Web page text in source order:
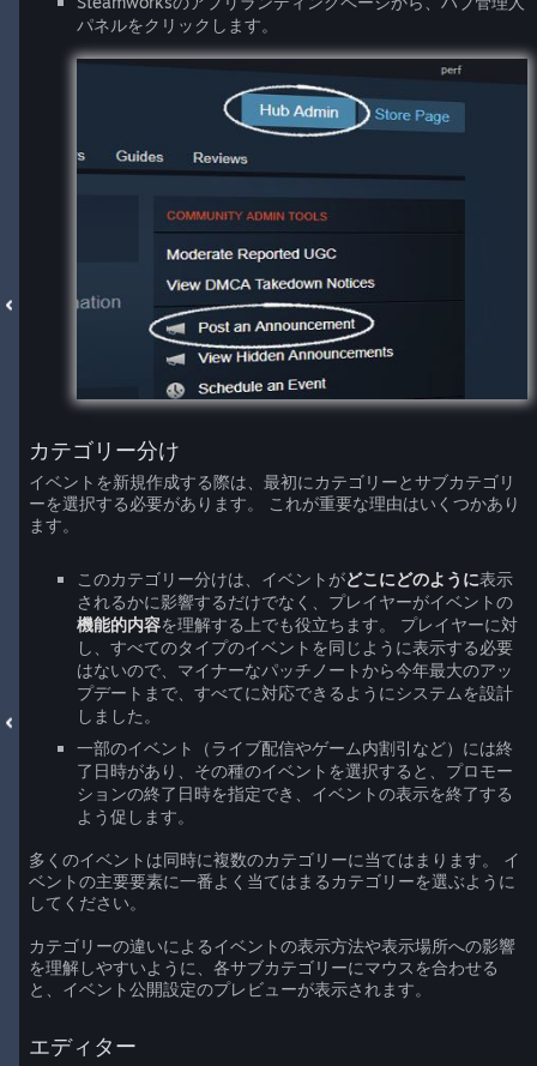
パネルをクリックします。
カテゴリー分け
イベントを新規作成する際は、最初にカテゴリーとサブカテゴリ
ーを選択する必要があります。 これが重要な理由はいくつかあり
ます。
このカテゴリー分けは、イベントがどこにどのように表示
されるかに影響するだけでなく、プレイヤーがイベントの
機能的内容を理解する上でも役立ちます。 プレイヤーに対
し、すべてのタイプのイベントを同じように表示する必要
はないので、マイナーなパッチノートから今年最大のアッ
プデートまで、すべてに対応できるようにシステムを設計
しました。
一部のイベント（ライブ配信やゲーム内割引など）には終
了日時があり、その種のイベントを選択すると、プロモー
ションの終了日時を指定でき、イベントの表示を終了する
よう促します。
多くのイベントは同時に複数のカテゴリーに当てはまります。 イ
ベントの主要要素に一番よく当てはまるカテゴリーを選ぶように
してください。
カテゴリーの違いによるイベントの表示方法や表示場所への影響
を理解しやすいように、各サブカテゴリーにマウスを合わせる
と、イベント公開設定のプレビューが表示されます。
エディター